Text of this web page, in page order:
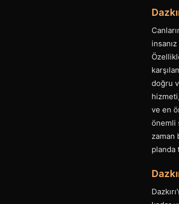
doğru
ve en
önemli
zaman
planda